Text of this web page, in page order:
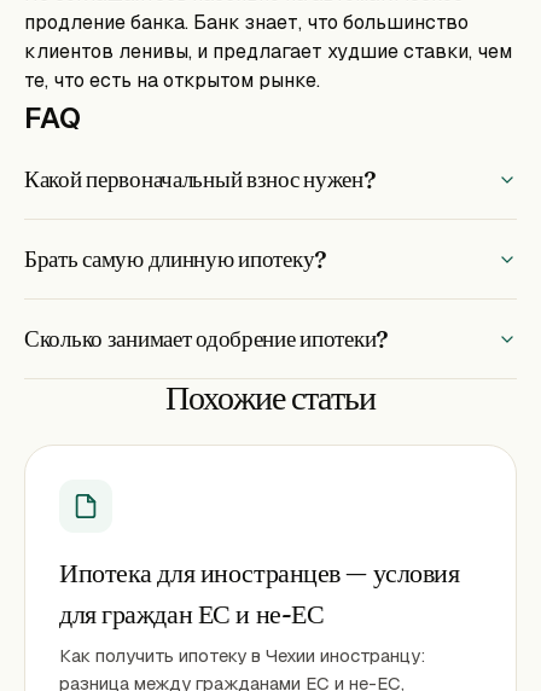
продление банка. Банк знает, что большинство
клиентов ленивы, и предлагает худшие ставки, чем
те, что есть на открытом рынке.
FAQ
Какой первоначальный взнос нужен?
Брать самую длинную ипотеку?
Сколько занимает одобрение ипотеки?
Похожие статьи
Ипотека для иностранцев — условия
для граждан ЕС и не-ЕС
Как получить ипотеку в Чехии иностранцу:
разница между гражданами ЕС и не-ЕС,